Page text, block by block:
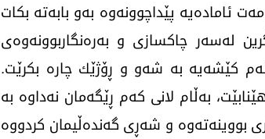
ئامادەیە پێداچوونەوە بەو بابەتە بكات
لەسەر چاكسازی و بەرەنگاربوونەوەی
ئەم كێشەیە بە شەو و ڕۆژێك چارە بكرێت.
بەڵام لانی كەم ڕێگەمان نەداوە بە
بووینەتەوە و شەڕی گەندەڵیمان كردووە